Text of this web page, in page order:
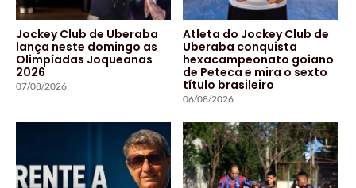
Jockey Club de Uberaba
lança neste domingo as
Olimpíadas Joqueanas
2026
07/08/2026
Atleta do Jockey Club de
Uberaba conquista
hexacampeonato goiano
de Peteca e mira o sexto
título brasileiro
06/08/2026